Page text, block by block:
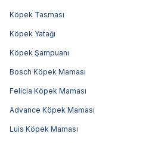
Köpek Tasması
Köpek Yatağı
Köpek Şampuanı
Bosch Köpek Maması
Felicia Köpek Maması
Advance Köpek Maması
Luis Köpek Maması